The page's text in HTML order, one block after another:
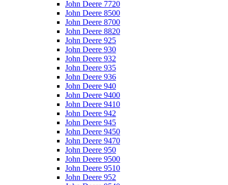
John Deere 7720
John Deere 8500
John Deere 8700
John Deere 8820
John Deere 925
John Deere 930
John Deere 932
John Deere 935
John Deere 936
John Deere 940
John Deere 9400
John Deere 9410
John Deere 942
John Deere 945
John Deere 9450
John Deere 9470
John Deere 950
John Deere 9500
John Deere 9510
John Deere 952